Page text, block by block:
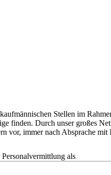
Stellen im
finden. Durch unser großes
immer nach Absprache
als